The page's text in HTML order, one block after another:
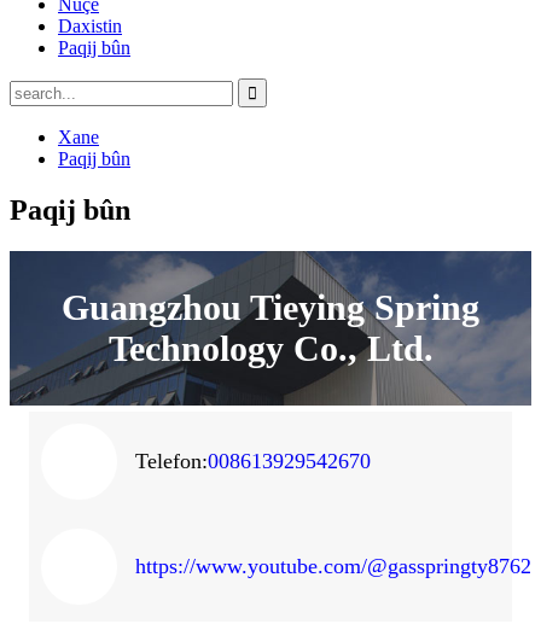
Nûçe
Daxistin
Paqij bûn
Xane
Paqij bûn
Paqij bûn
Guangzhou Tieying Spring
Technology Co., Ltd.
Telefon:008613929542670
https://www.youtube.com/@gasspringty8762